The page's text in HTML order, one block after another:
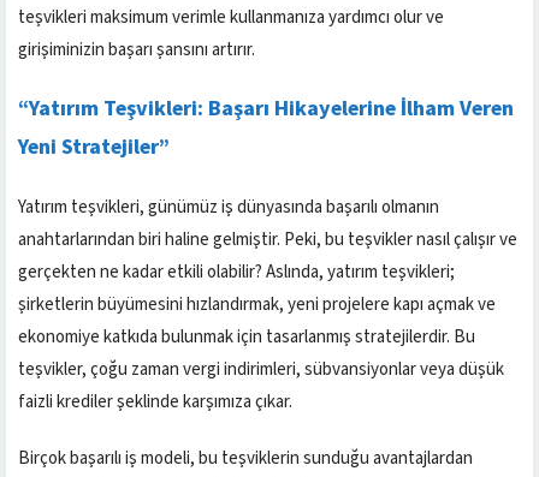
teşvikleri maksimum verimle kullanmanıza yardımcı olur ve
girişiminizin başarı şansını artırır.
“Yatırım Teşvikleri: Başarı Hikayelerine İlham Veren
Yeni Stratejiler”
Yatırım teşvikleri, günümüz iş dünyasında başarılı olmanın
anahtarlarından biri haline gelmiştir. Peki, bu teşvikler nasıl çalışır ve
gerçekten ne kadar etkili olabilir? Aslında, yatırım teşvikleri;
şirketlerin büyümesini hızlandırmak, yeni projelere kapı açmak ve
ekonomiye katkıda bulunmak için tasarlanmış stratejilerdir. Bu
teşvikler, çoğu zaman vergi indirimleri, sübvansiyonlar veya düşük
faizli krediler şeklinde karşımıza çıkar.
Birçok başarılı iş modeli, bu teşviklerin sunduğu avantajlardan